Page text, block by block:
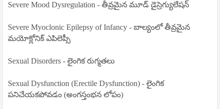
Severe Mood Dysregulation - తీవ్రమైన మూడ్ డైస్రెగ్యులేషన్
Severe Myoclonic Epilepsy of Infancy - బాల్యంలో తీవ్రమైన
మయోక్లోనిక్ ఎపిలెప్సీ
Sexual Disorders - లైంగిక రుగ్మతలు
Sexual Dysfunction (Erectile Dysfunction) - లైంగిక
పనిచేయకపోవడం (అంగస్తంభన లోపం)